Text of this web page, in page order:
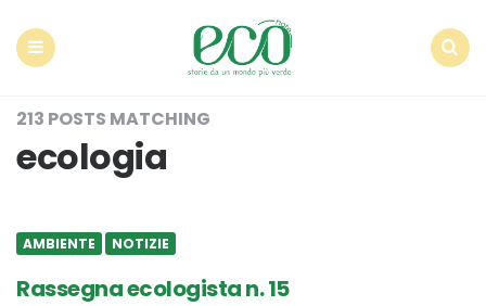
213 POSTS MATCHING
ecologia
AMBIENTE NOTIZIE
Rassegna ecologista n. 15